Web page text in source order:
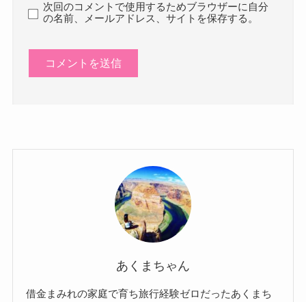
次回のコメントで使用するためブラウザーに自分
の名前、メールアドレス、サイトを保存する。
あくまちゃん
借金まみれの家庭で育ち旅行経験ゼロだったあくまち